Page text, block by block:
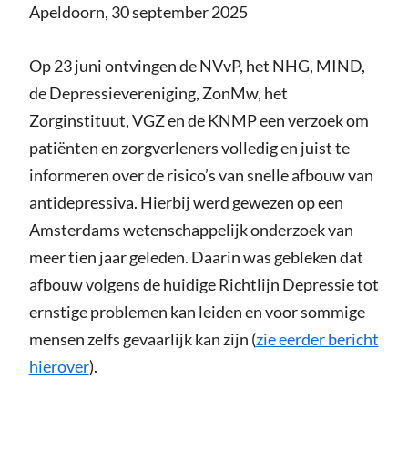
Apeldoorn, 30 september 2025
Op 23 juni ontvingen de NVvP, het NHG, MIND,
de Depressievereniging, ZonMw, het
Zorginstituut, VGZ en de KNMP een verzoek om
patiënten en zorgverleners volledig en juist te
informeren over de risico’s van snelle afbouw van
antidepressiva. Hierbij werd gewezen op een
Amsterdams wetenschappelijk onderzoek van
meer tien jaar geleden. Daarin was gebleken dat
afbouw volgens de huidige Richtlijn Depressie tot
ernstige problemen kan leiden en voor sommige
mensen zelfs gevaarlijk kan zijn (zie eerder bericht
hierover).